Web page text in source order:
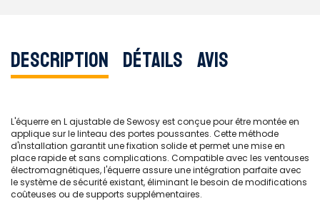
Description Détails Avis
L'équerre en L ajustable de Sewosy est conçue pour être montée en
applique sur le linteau des portes poussantes. Cette méthode
d'installation garantit une fixation solide et permet une mise en
place rapide et sans complications. Compatible avec les ventouses
électromagnétiques, l'équerre assure une intégration parfaite avec
le système de sécurité existant, éliminant le besoin de modifications
coûteuses ou de supports supplémentaires.